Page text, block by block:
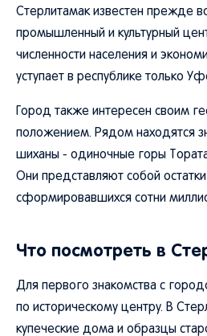
Стерлитамак известен прежде
промышленный и культурный
численности населения и
уступает в республике только
Город также интересен своим
положением. Рядом находятся
шиханы - одиночные горы
Они представляют собой
сформировавшихся сотни
Что посмотреть в
Для первого знакомства с
по историческому центру. В
купеческие дома и образцы